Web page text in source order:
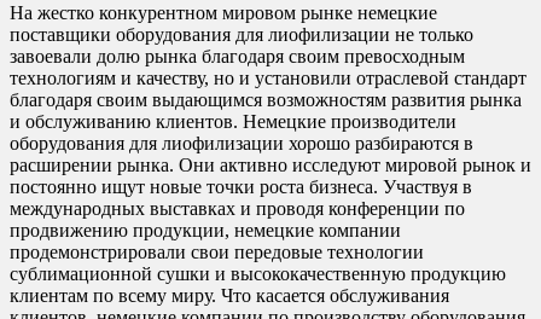
На жестко конкурентном мировом рынке немецкие
поставщики оборудования для лиофилизации не только
завоевали долю рынка благодаря своим превосходным
технологиям и качеству, но и установили отраслевой стандарт
благодаря своим выдающимся возможностям развития рынка
и обслуживанию клиентов. Немецкие производители
оборудования для лиофилизации хорошо разбираются в
расширении рынка. Они активно исследуют мировой рынок и
постоянно ищут новые точки роста бизнеса. Участвуя в
международных выставках и проводя конференции по
продвижению продукции, немецкие компании
продемонстрировали свои передовые технологии
сублимационной сушки и высококачественную продукцию
клиентам по всему миру. Что касается обслуживания